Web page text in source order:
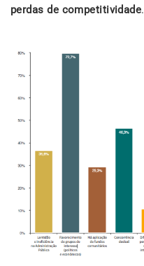
perdas de competitividade.